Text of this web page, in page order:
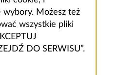
Możesz też
wszystkie pliki
DO SERWISU”.